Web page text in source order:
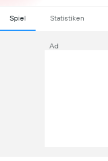
Spiel Statistiken
Ad